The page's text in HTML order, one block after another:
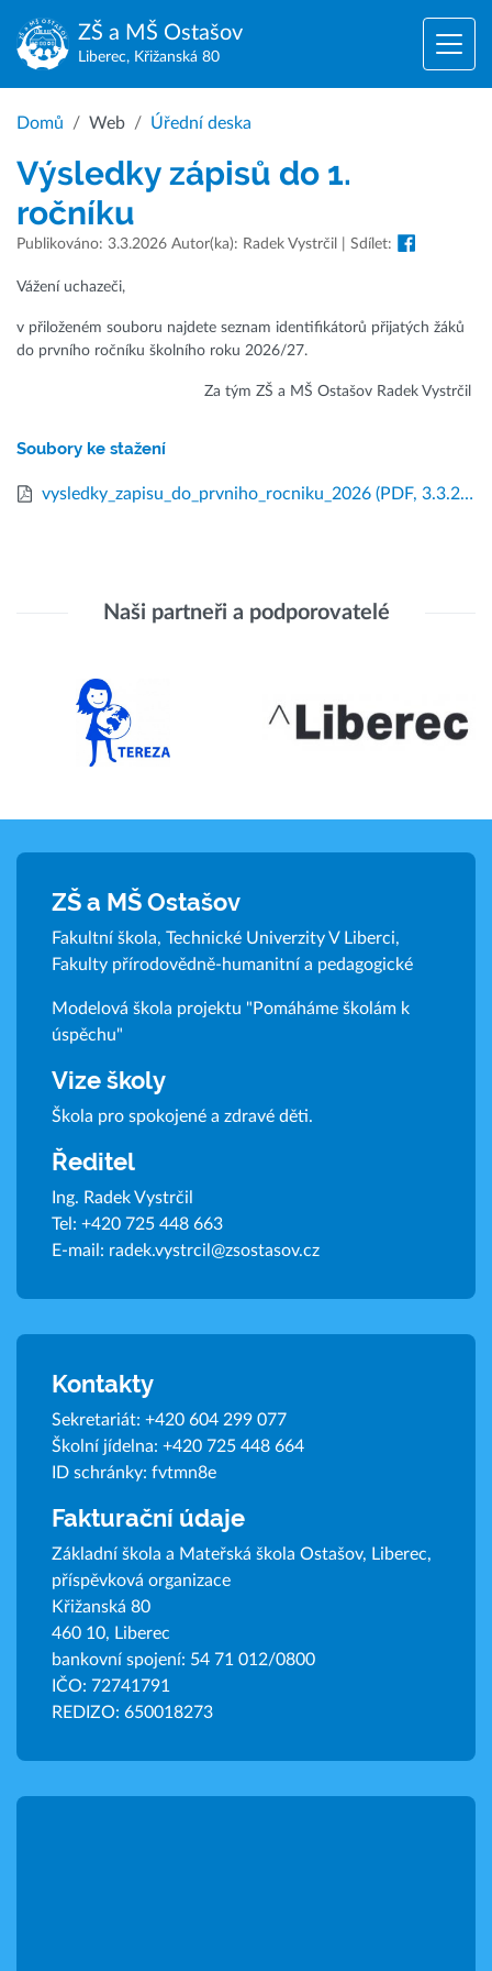
ZŠ a MŠ Ostašov
Liberec, Křižanská 80
Domů Web Úřední deska
Výsledky zápisů do 1.
ročníku
Publikováno: 3.3.2026 Autor(ka): Radek Vystrčil | Sdílet:
Vážení uchazeči,
v přiloženém souboru najdete seznam identifikátorů přijatých žáků
do prvního ročníku školního roku 2026/27.
Za tým ZŠ a MŠ Ostašov Radek Vystrčil
Soubory ke stažení
vysledky_zapisu_do_prvniho_rocniku_2026 (PDF, 3.3.2026)
Naši partneři a podporovatelé
ZŠ a MŠ Ostašov
Fakultní škola, Technické Univerzity V Liberci,
Fakulty přírodovědně-humanitní a pedagogické
Modelová škola projektu "Pomáháme školám k
úspěchu"
Vize školy
Škola pro spokojené a zdravé děti.
Ředitel
Ing. Radek Vystrčil
Tel: +420 725 448 663
E-mail: radek.vystrcil@zsostasov.cz
Kontakty
Sekretariát: +420 604 299 077
Školní jídelna: +420 725 448 664
ID schránky: fvtmn8e
Fakturační údaje
Základní škola a Mateřská škola Ostašov, Liberec,
příspěvková organizace
Křižanská 80
460 10, Liberec
bankovní spojení: 54 71 012/0800
IČO: 72741791
REDIZO: 650018273